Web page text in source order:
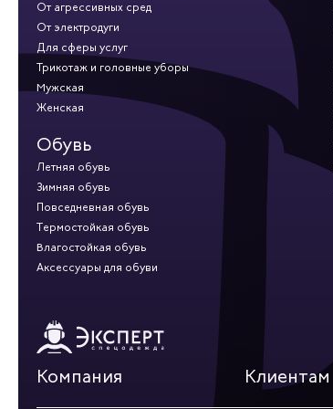
От агрессивных сред
От электродуги
Для сферы услуг
Трикотаж и головные уборы
Мужская
Женская
Обувь
Летняя обувь
Зимняя обувь
Повседневная обувь
Термостойкая обувь
Влагостойкая обувь
Аксессуары для обуви
Компания Клиентам